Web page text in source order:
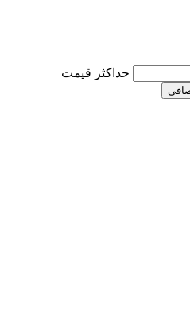
حداكثر قيمت